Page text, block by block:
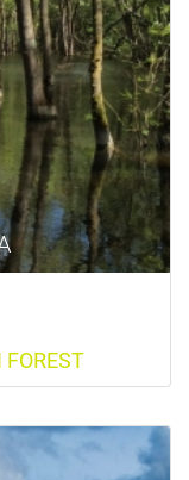
FOREST